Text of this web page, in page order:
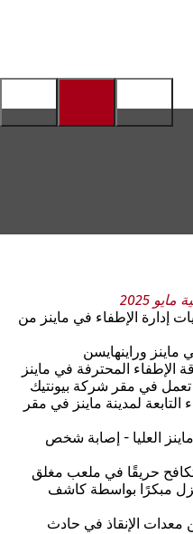
2025
إدارة الإطفاء في ماينز من
التابعة لمدينة ماينز في مقر
ماينز العليا - إصابة شخص
المنزل مبكرًا بواسطة كاشف
من معدات الإنقاذ في حادث